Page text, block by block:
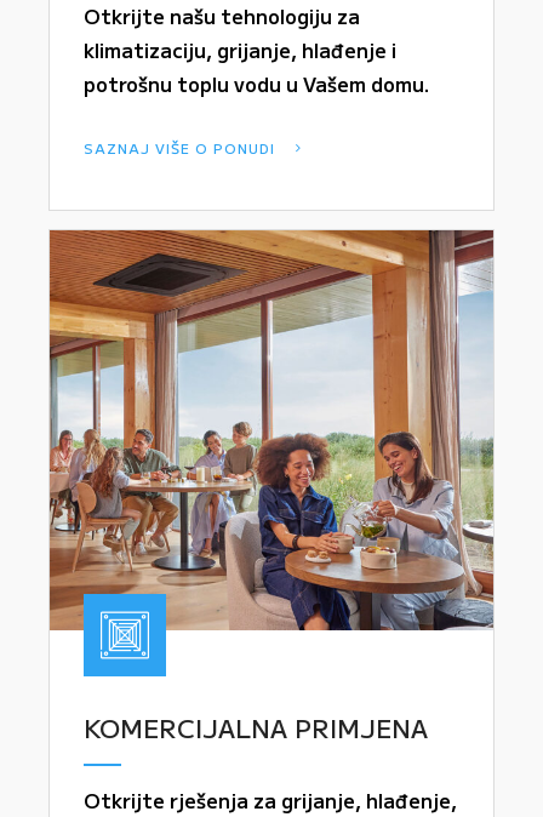
Otkrijte našu tehnologiju za
klimatizaciju, grijanje, hlađenje i
potrošnu toplu vodu u Vašem domu.
SAZNAJ VIŠE O PONUDI
KOMERCIJALNA PRIMJENA
Otkrijte rješenja za grijanje, hlađenje,